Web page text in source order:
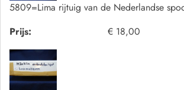
5809=Lima rijtuig van de Nederlandse
Prijs:
€ 18,00